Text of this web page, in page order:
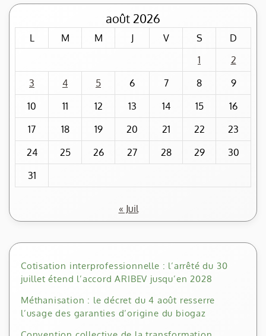
août 2026
L M M J V S
D
1
2
3
4 5 6 7 8
9
10
11 12 13 14 15
16
17
18 19 20 21 22
23
24
25 26 27 28 29
30
31
« Juil
Cotisation interprofessionnelle : l’arrêté du 30
juillet étend l’accord ARIBEV jusqu’en 2028
Méthanisation : le décret du 4 août resserre
l’usage des garanties d’origine du biogaz